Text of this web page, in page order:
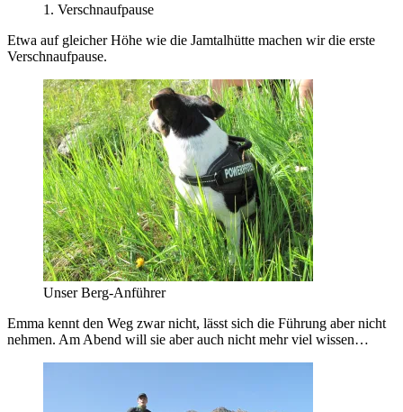
1. Verschnaufpause
Etwa auf gleicher Höhe wie die Jamtalhütte machen wir die erste
Verschnaufpause.
Unser Berg-Anführer
Emma kennt den Weg zwar nicht, lässt sich die Führung aber nicht
nehmen. Am Abend will sie aber auch nicht mehr viel wissen…